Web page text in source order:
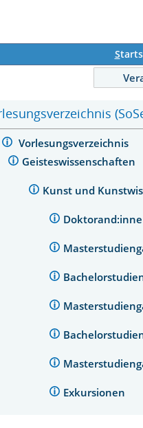
S
Vorlesungsverzeichnis
Geisteswissenschaften
Kunst und
Exkursionen